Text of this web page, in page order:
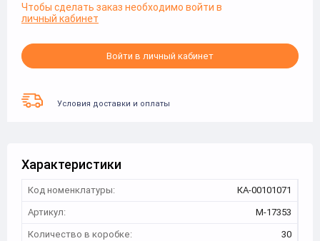
Чтобы сделать заказ необходимо войти в
личный кабинет
Войти в личный кабинет
Условия доставки и оплаты
Характеристики
Код номенклатуры:
КА-00101071
Артикул:
M-17353
Количество в коробке:
30